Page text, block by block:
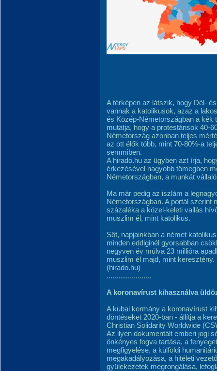
A térképen az látszik, hogy Dél-
vannak a katolikusok, azaz a
és Közép-Németországban a kék
mutatja, hogy a protestánsok 40-
Németország azonban teljes
az ott élők több, mint 70-80%-a
semmiben.
A hirado.hu az ügyben azt írja,
érkezésével nagyobb tömegben
Németországban, a munkát
Ma már pedig az iszlám a
Németországban. A portál szerint
százaléka a közel-keleti vallás
muszlim él, mint katolikus.
Sőt, napjainkban a német
minden eddiginél gyorsabban
negyven év múlva 23 millióra
muszlim él majd, mint keresztény.
(hirado.hu)
.......................
A koronavírust kihasználva
A kubai kormány a koronavírust
döntéseket 2020-ban - állítja a
Christian Solidarity Worldwide
Az ilyen dokumentált emberi jogi
önkényes fogva tartása, a
megfigyelése, a külföldi
megakadályozása, a hitéleti
gyülekezetek megrongálása,